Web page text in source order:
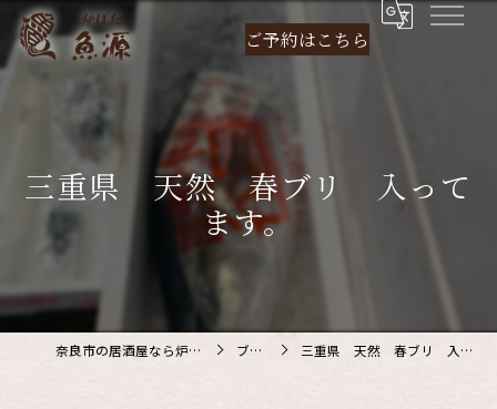
ご予約はこちら
三重県 天然 春ブリ 入って
ます。
奈良市の居酒屋なら炉ばた 魚源 ブログ 三重県 天然 春ブリ 入ってます。